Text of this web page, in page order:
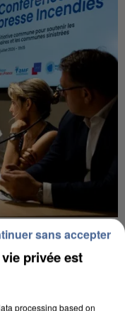
LANCE UN ÉLAN
privée est
processing based on
sans accepter